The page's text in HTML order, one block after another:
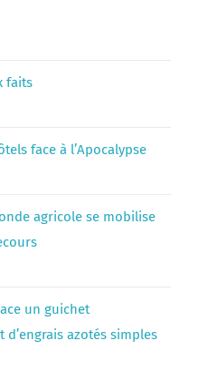
faits
face à l’Apocalypse
agricole se mobilise
un guichet
d’engrais azotés simples